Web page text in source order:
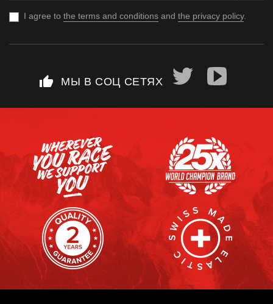
I agree to the terms and conditions and the privacy policy.
thumb_up МЫ В СОЦ СЕТЯХ